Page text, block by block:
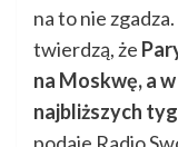
na to nie
twierdzą, że
na Moskwę, a
najbliższych
podaje Radio